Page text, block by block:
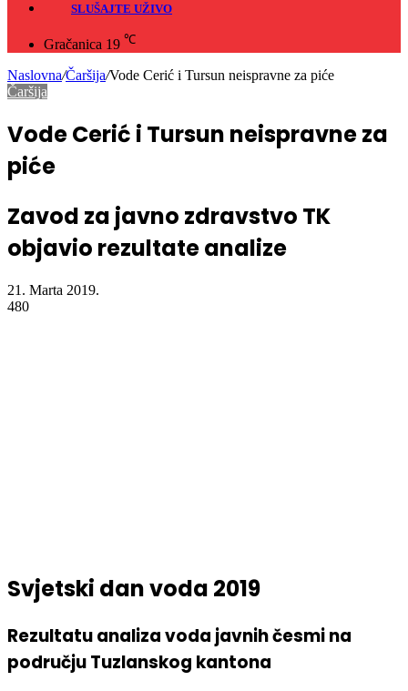
SLUŠAJTE UŽIVO
Gračanica 19 ℃
Naslovna/Čaršija/Vode Cerić i Tursun neispravne za piće
Čaršija
Vode Cerić i Tursun neispravne za
piće
Zavod za javno zdravstvo TK
objavio rezultate analize
21. Marta 2019.
480
Svjetski dan voda 2019
Rezultatu analiza voda javnih česmi na
području Tuzlanskog kantona